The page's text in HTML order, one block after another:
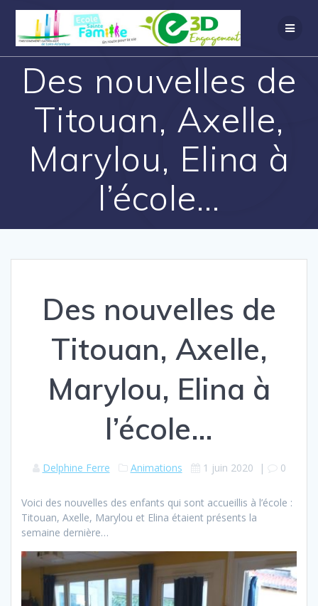
Des nouvelles de
Titouan, Axelle,
Marylou, Elina à
l’école…
Des nouvelles de
Titouan, Axelle,
Marylou, Elina à
l’école…
Delphine Ferre Animations 1 juin 2020 | 0
Voici des nouvelles des enfants qui sont accueillis à l’école :
Titouan, Axelle, Marylou et Elina étaient présents la
semaine dernière…